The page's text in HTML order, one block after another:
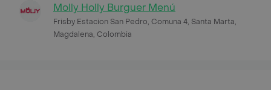
Molly Holly Burguer Menú
Frisby Estacion San Pedro, Comuna 4, Santa Marta,
Magdalena, Colombia